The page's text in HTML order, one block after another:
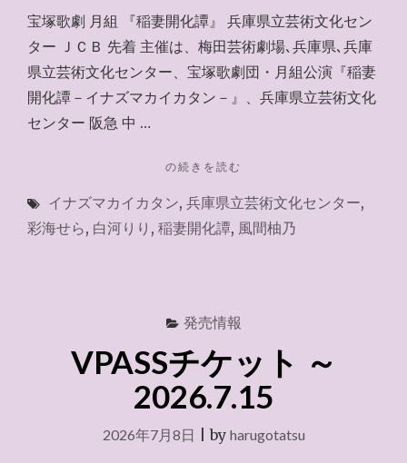
宝塚歌劇 月組 『稲妻開化譚』 兵庫県立芸術文化セン
ター ＪＣＢ 先着 主催は、梅田芸術劇場､兵庫県､兵庫
県立芸術文化センター、宝塚歌劇団・月組公演『稲妻
開化譚－イナズマカイカタン－』、兵庫県立芸術文化
センター 阪急 中 …
"チ
ッ
ト
の続きを読む
イナズマカイカタン, 兵庫県立芸術文化センター,
彩海せら, 白河りり , 稲妻開化譚, 風間柚乃
発売情報
VPASSチケット ～
2026.7.15
2026年7月8日 |by harugotatsu